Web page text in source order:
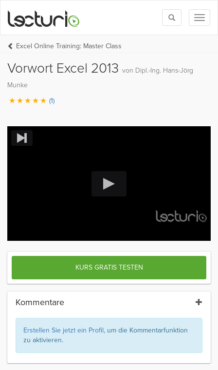
Toggle
search
Excel Online Training: Master Class
Vorwort Excel 2013 von Dipl.-Ing. Hans-Jörg
Munke
(1)
KURS GRATIS TESTEN
Kommentare
Erstellen Sie jetzt ein Profil, um die Kommentarfunktion
zu aktivieren.